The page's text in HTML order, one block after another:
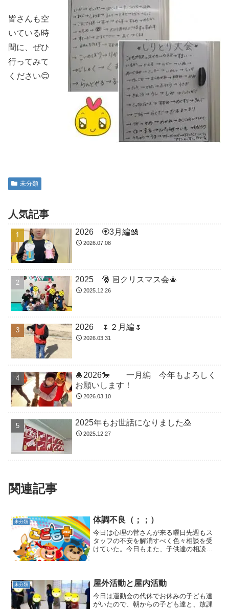
皆さんも空
いている時
間に、ぜひ
行ってみて
ください😊
未分類
人気記事
2026 🏵3月編🎎
2026.07.08
2025 🎅 🏻クリスマス会🎄
2025.12.26
2026 🌷２月編🌷
2026.03.31
🎍2026🐎 一月編 今年もよろしく
お願いします！
2026.03.10
2025年もお世話になりました🙇
2025.12.27
関連記事
未分類 体調不良（；；）
今日は心理の菅さんが来る曜日先週もス
タッフの不安を解消すべく色々相談を受
けていた。今日もまた、子供達の相談に
急遽、運動遊...
未分類 屋外活動と屋内活動
今日は運動会の代休でお休みの子ども達
がいたので、朝からの子ども達と、放課